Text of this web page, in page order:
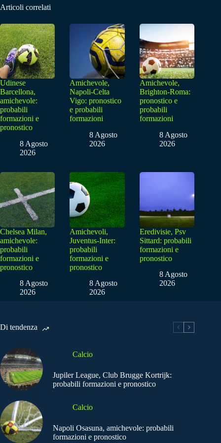
Articoli correlati
Udinese
Barcellona,
amichevole:
probabili
formazioni e
pronostico
8 Agosto
2026
Amichevole,
Napoli-Celta
Vigo: pronostico
e probabili
formazioni
8 Agosto
2026
Amichevole,
Brighton-Roma:
pronostico e
probabili
formazioni
8 Agosto
2026
Chelsea Milan,
amichevole:
probabili
formazioni e
pronostico
8 Agosto
2026
Amichevoli,
Juventus-Inter:
probabili
formazioni e
pronostico
8 Agosto
2026
Eredivisie, Psv
Sittard: probabili
formazioni e
pronostico
8 Agosto
2026
Di tendenza
Calcio
Jupiler League, Club Brugge Kortrijk:
probabili formazioni e pronostico
Calcio
Napoli Osasuna, amichevole: probabili
formazioni e pronostico